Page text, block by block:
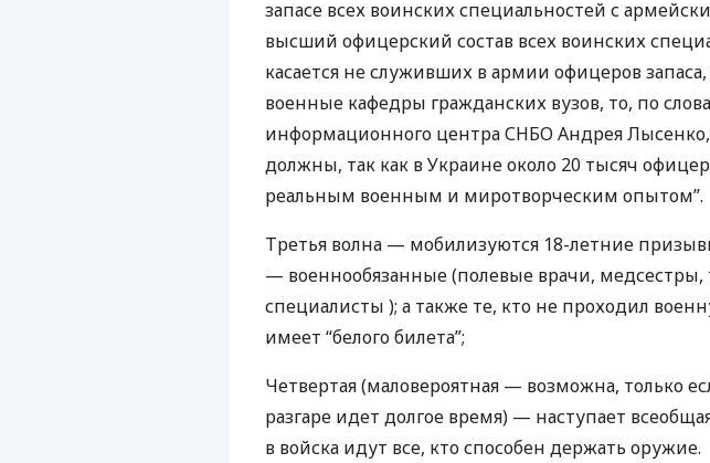
запасе всех воинских специальностей с
высший офицерский состав всех воинских
касается не служивших в армии офицеров
военные кафедры гражданских вузов, то, по
информационного центраСНБО Андрея
должны, так как в Украине около 20 тысяч
реальным военным и миротворческим опытом”.
Третья волна — мобилизуются 18-летние
— военнообязанные (полевые врачи, медсестры,
специалисты ); а также те, кто не проходил
имеет “белого билета”;
Четвертая (маловероятная — возможна, только
разгаре идет долгое время) — наступает
в войска идут все, кто способен держать оружие.